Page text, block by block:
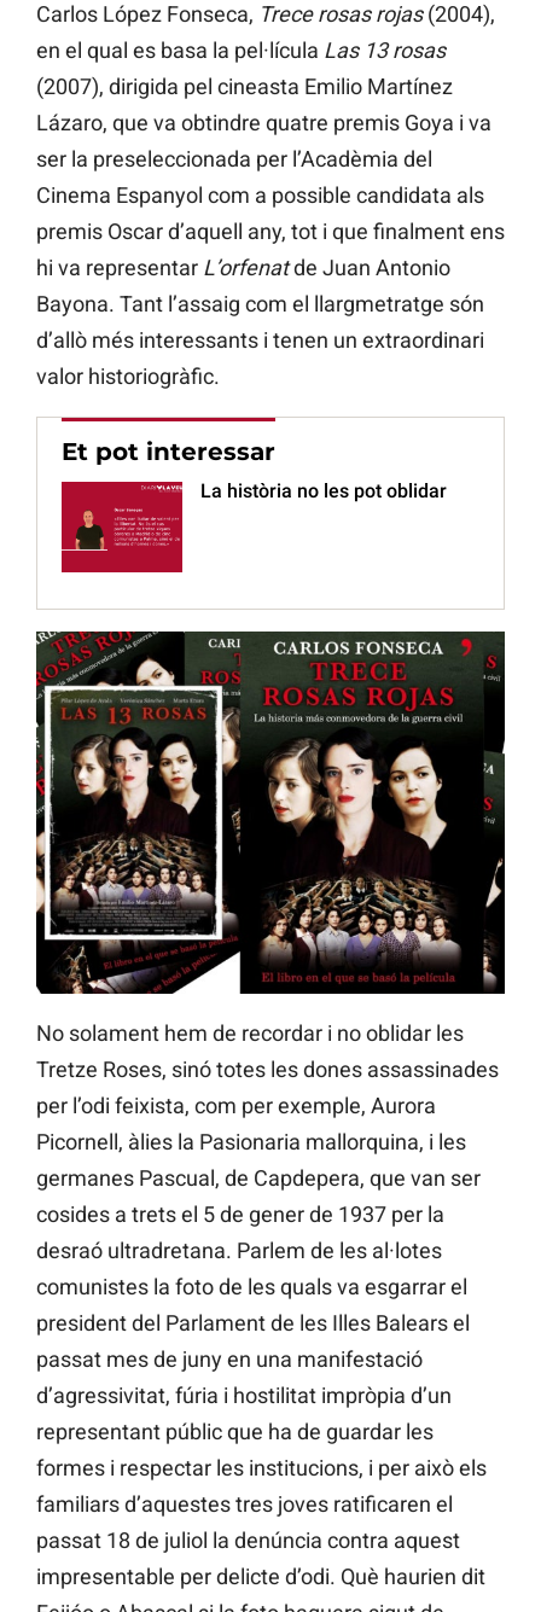
Carlos López Fonseca, Trece rosas rojas(2004),
en el qual es basa la pel·lícula Las 13 rosas
(2007), dirigida pel cineasta Emilio Martínez
Lázaro, que va obtindre quatre premis Goya i va
ser la preseleccionada per l’Acadèmia del
Cinema Espanyol com a possible candidata als
premis Oscar d’aquell any, tot i que finalment ens
hi va representar L’orfenatde Juan Antonio
Bayona. Tant l’assaig com el llargmetratge són
d’allò més interessants i tenen un extraordinari
valor historiogràfic.
Et pot interessar
La història no les pot oblidar
No solament hem de recordar i no oblidar les
Tretze Roses, sinó totes les dones assassinades
per l’odi feixista, com per exemple, Aurora
Picornell, àlies la Pasionaria mallorquina, i les
germanes Pascual, de Capdepera, que van ser
cosides a trets el 5 de gener de 1937 per la
desraó ultradretana. Parlem de les al·lotes
comunistes la foto de les quals va esgarrar el
president del Parlament de les Illes Balears el
passat mes de juny en una manifestació
d’agressivitat, fúria i hostilitat impròpia d’un
representant públic que ha de guardar les
formes i respectar les institucions, i per això els
familiars d’aquestes tres joves ratificaren el
passat 18 de juliol la denúncia contra aquest
impresentable per delicte d’odi. Què haurien dit